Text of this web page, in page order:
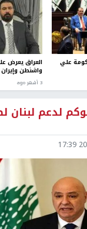
علي العراق يعرض
واشنطن وإيران
3 أشهر ago
لدعم